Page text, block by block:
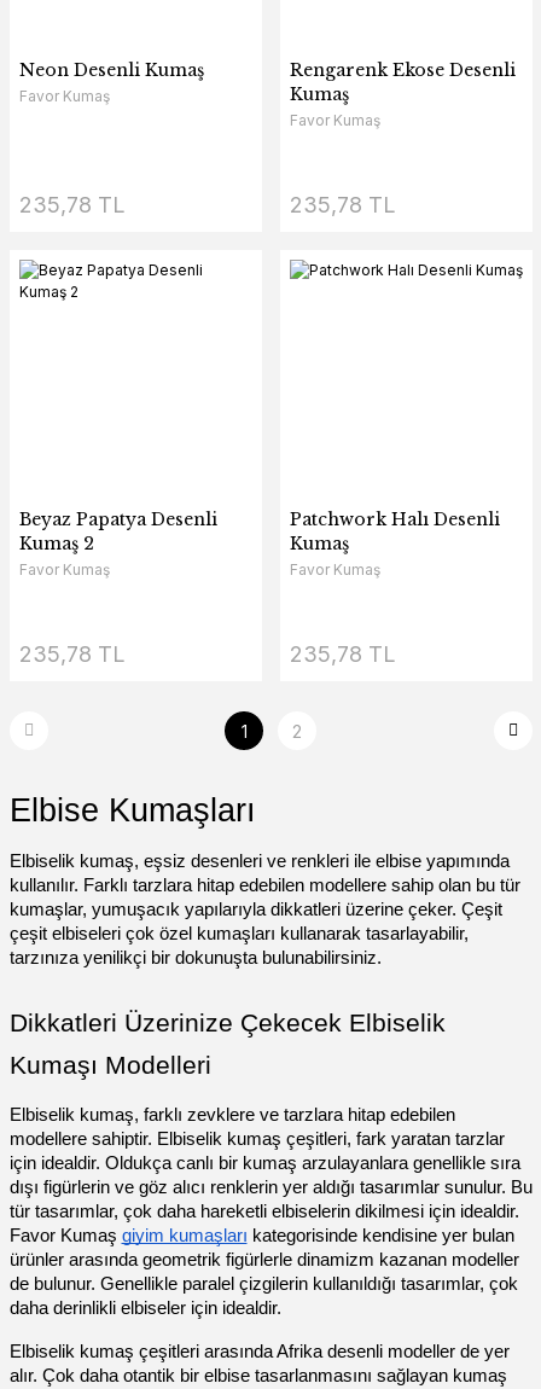
Neon Desenli Kumaş
Favor Kumaş
235,78 TL
Rengarenk Ekose Desenli
Kumaş
Favor Kumaş
235,78 TL
Beyaz Papatya Desenli
Kumaş 2
Favor Kumaş
235,78 TL
Patchwork Halı Desenli
Kumaş
Favor Kumaş
235,78 TL
1 2
Elbise Kumaşları
Elbiselik kumaş, eşsiz desenleri ve renkleri ile elbise yapımında
kullanılır. Farklı tarzlara hitap edebilen modellere sahip olan bu tür
kumaşlar, yumuşacık yapılarıyla dikkatleri üzerine çeker. Çeşit
çeşit elbiseleri çok özel kumaşları kullanarak tasarlayabilir,
tarzınıza yenilikçi bir dokunuşta bulunabilirsiniz.
Dikkatleri Üzerinize Çekecek Elbiselik
Kumaşı Modelleri
Elbiselik kumaş, farklı zevklere ve tarzlara hitap edebilen
modellere sahiptir. Elbiselik kumaş çeşitleri, fark yaratan tarzlar
için idealdir. Oldukça canlı bir kumaş arzulayanlara genellikle sıra
dışı figürlerin ve göz alıcı renklerin yer aldığı tasarımlar sunulur. Bu
tür tasarımlar, çok daha hareketli elbiselerin dikilmesi için idealdir.
Favor Kumaş giyim kumaşları kategorisinde kendisine yer bulan
ürünler arasında geometrik figürlerle dinamizm kazanan modeller
de bulunur. Genellikle paralel çizgilerin kullanıldığı tasarımlar, çok
daha derinlikli elbiseler için idealdir.
Elbiselik kumaş çeşitleri arasında Afrika desenli modeller de yer
alır. Çok daha otantik bir elbise tasarlanmasını sağlayan kumaş